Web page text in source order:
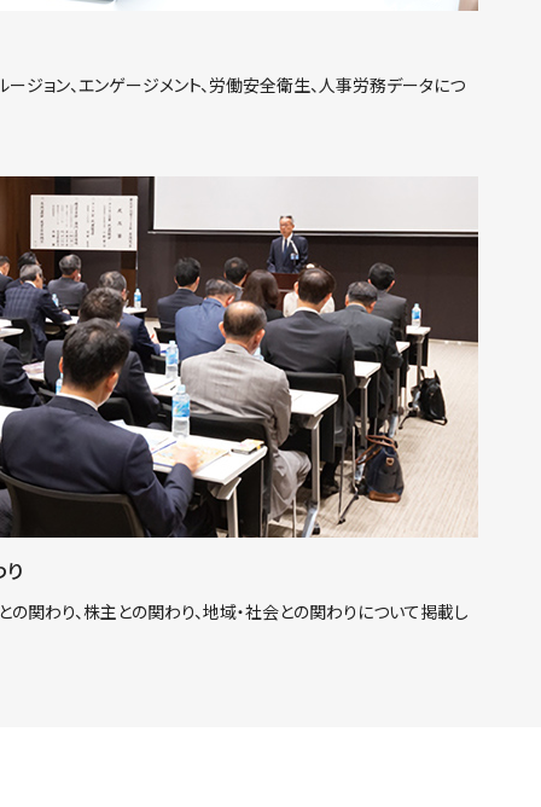
ジョン、エンゲージメント、労働安全衛生、人事労務データにつ
の関わり、株主との関わり、地域・社会との関わりについて掲載し